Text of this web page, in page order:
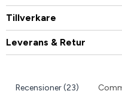
Tillverkare
Leverans & Retur
Recensioner (23)